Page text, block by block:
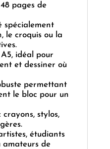
pages de
le croquis ou la
idéal pour
et dessiner où
permettant
le bloc pour un
stylos,
étudiants
amateurs de